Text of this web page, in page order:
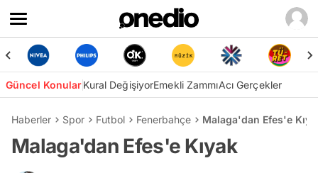
Güncel KonularKural DeğişiyorEmekli ZammıAcı Gerçekler
Haberler Spor Futbol Fenerbahçe Malaga'dan Efes'e
Malaga'dan Efes'e Kıyak